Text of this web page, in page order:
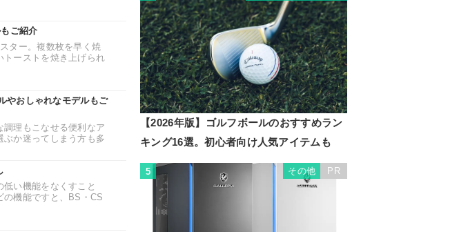
ご紹介
ター。複数枚を早く焼
トーストを焼き上げられ
やおしゃれなモデルもご
理もこなせる便利なア
か迷ってしまう方も多
い機能をなくすこと
の機能ですと、BS・CS
【2026年版】ゴルフボールのおすすめラン
キング16選。初心者向け人気アイテムも
5 その他 PR